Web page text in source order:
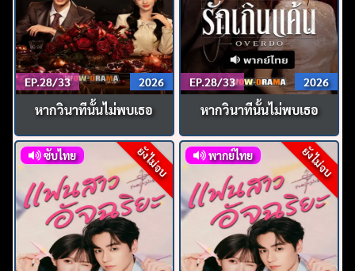
EP.28/33 2026
หากวินาทีนั้นไม่พบเธอ
EP.28/33 2026
หากวินาทีนั้นไม่พบเธอ
ยังไม่จบ
ซับไทย ยังไม่จบ
พากย์ไทย